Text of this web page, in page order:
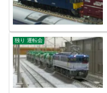
独り 運転会